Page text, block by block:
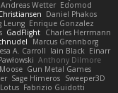
Andreas Wetter Edomod
Daniel Phakos
Leung Enrique Gonzalez
GadFlight Charles Herrmann
Marcus Grennborg
A. Carroll Iain Black Einarr
Anthony Dilmore
Gun Metal Games
Sage Himeros Sweeper3D
Lotus Fabrizio Guidotti